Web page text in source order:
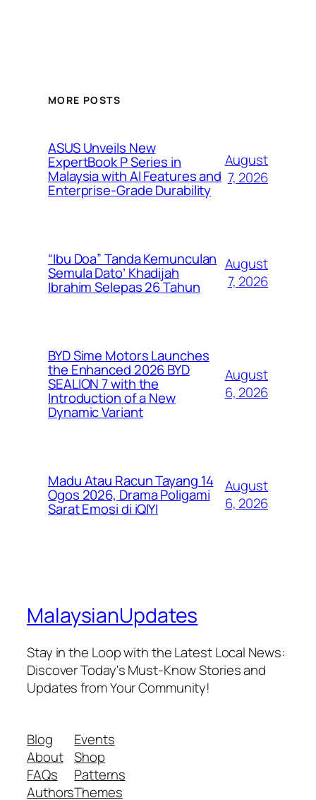
MORE POSTS
ASUS Unveils New
ExpertBook P Series in
Malaysia with AI Features and
Enterprise-Grade Durability
August
7, 2026
“Ibu Doa” Tanda Kemunculan
Semula Dato’ Khadijah
Ibrahim Selepas 26 Tahun
August
7, 2026
BYD Sime Motors Launches
the Enhanced 2026 BYD
SEALION 7 with the
Introduction of a New
Dynamic Variant
August
6, 2026
Madu Atau Racun Tayang 14
Ogos 2026, Drama Poligami
Sarat Emosi di iQIYI
August
6, 2026
MalaysianUpdates
Stay in the Loop with the Latest Local News:
Discover Today's Must-Know Stories and
Updates from Your Community!
Blog
About
FAQs
Authors
Events
Shop
Patterns
Themes